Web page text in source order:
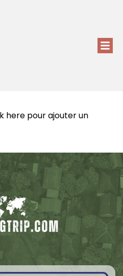
here pour ajouter un